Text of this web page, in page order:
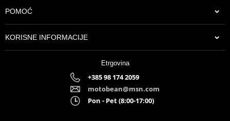
POMOĆ
KORISNE INFORMACIJE
Etrgovina
+385 98 174 2059
motobean@msn.com
Pon - Pet (8:00-17:00)